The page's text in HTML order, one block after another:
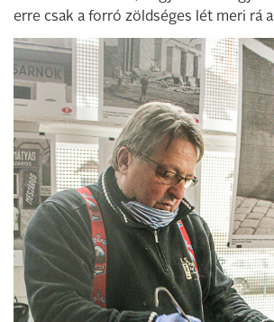
erre csak a forró zöldséges lét meri rá